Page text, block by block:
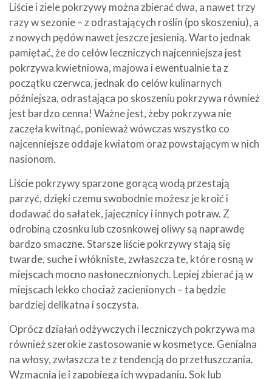
Liście i ziele pokrzywy można zbierać dwa, a nawet trzy
razy w sezonie – z odrastających roślin (po skoszeniu), a
z nowych pędów nawet jeszcze jesienią. Warto jednak
pamiętać, że do celów leczniczych najcenniejsza jest
pokrzywa kwietniowa, majowa i ewentualnie ta z
początku czerwca, jednak do celów kulinarnych
późniejsza, odrastająca po skoszeniu pokrzywa również
jest bardzo cenna! Ważne jest, żeby pokrzywa nie
zaczęła kwitnąć, ponieważ wówczas wszystko co
najcenniejsze oddaje kwiatom oraz powstającym w nich
nasionom.
Liście pokrzywy sparzone gorącą wodą przestają
parzyć, dzięki czemu swobodnie możesz je kroić i
dodawać do sałatek, jajecznicy i innych potraw. Z
odrobiną czosnku lub czosnkowej oliwy są naprawdę
bardzo smaczne. Starsze liście pokrzywy stają się
twarde, suche i włókniste, zwłaszcza te, które rosną w
miejscach mocno nasłonecznionych. Lepiej zbierać ją w
miejscach lekko chociaż zacienionych – ta będzie
bardziej delikatna i soczysta.
Oprócz działań odżywczych i leczniczych pokrzywa ma
również szerokie zastosowanie w kosmetyce. Genialna
na włosy, zwłaszcza te z tendencją do przetłuszczania.
Wzmacnia je i zapobiega ich wypadaniu. Sok lub